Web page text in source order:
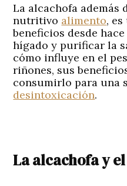
La alcachofa además
nutritivo alimento,
beneficios desde
hígado y purificar la
cómo influye en el
riñones, sus
consumirlo para una
desintoxicación.
La alcachofay el